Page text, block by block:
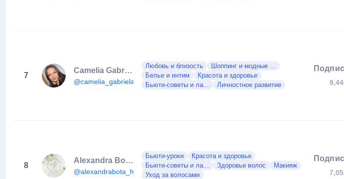
7
Camelia Gabriela Măries
@camelia_gabriela_maries
Любовь и близость
Шоппинг и модные ...
Белье и интим
Красота и здоровье
Бьюти-советы и ла...
Личностное развитие
8
Alexandra Bota Hair Concept
@alexandrabota_hairconcept
Бьюти-уроки
Красота и здоровье
Бьюти-советы и ла...
Здоровье волос
Макияж
Уход за волосами